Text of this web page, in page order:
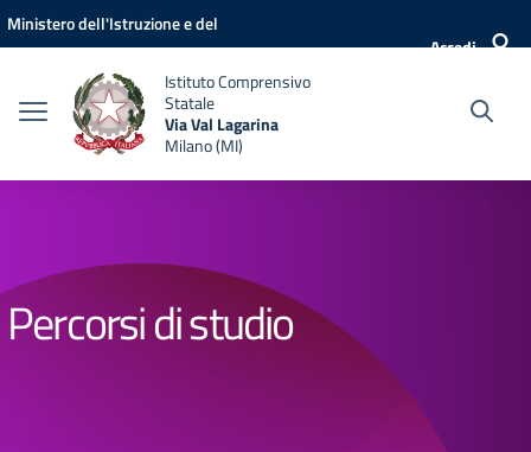
Vai ai contenuti
Vai al menu di navigazione
Vai al footer
Ministero dell'Istruzione e del
Accedi
Istituto Comprensivo
Statale
Via Val Lagarina
Milano (MI)
Percorsi di studio